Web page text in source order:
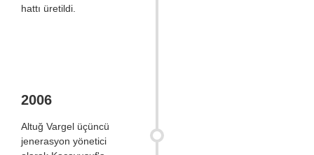
hattı üretildi.
2006
Altuğ Vargel üçüncü
jenerasyon yönetici